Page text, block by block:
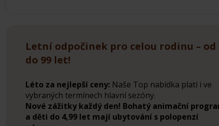
Letní odpočinek pro celou rodinu – od
do 99 let!
Léto za nejlepší ceny: Naše Top nabídka platí i ve
vybraných termínech hlavní sezóny.
Nové zážitky každý den! Bohatý animační
a děti do 4,99 let mají ubytování s polopenzí